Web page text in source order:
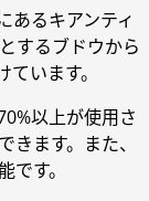
あるキアンティ
するブドウから
います。
以上が使用さ
ます。また、
す。